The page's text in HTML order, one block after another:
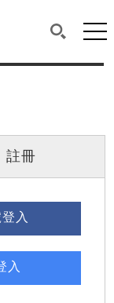
要連結。
搜尋(開
網
註冊
入
入